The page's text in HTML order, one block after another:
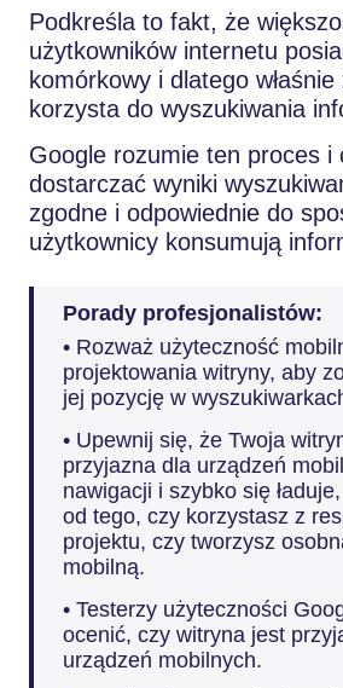
Podkreśla to fakt, że
użytkowników internetu
komórkowy i dlatego
korzysta do wyszukiwania
Google rozumie ten proces i
dostarczać wyniki
zgodne i odpowiednie do
użytkownicy konsumują
Porady profesjonalistów:
• Rozważ użyteczność
projektowania witryny, aby
jej pozycję w
• Upewnij się, że Twoja
przyjazna dla urządzeń
nawigacji i szybko się
od tego, czy korzystasz z
projektu, czy tworzysz
mobilną.
• Testerzy użyteczności
ocenić, czy witryna jest
urządzeń mobilnych.